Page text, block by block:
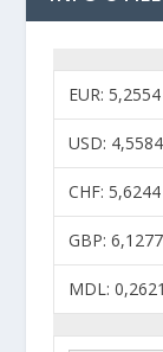
EUR:
USD:
CHF:
GBP:
MDL :